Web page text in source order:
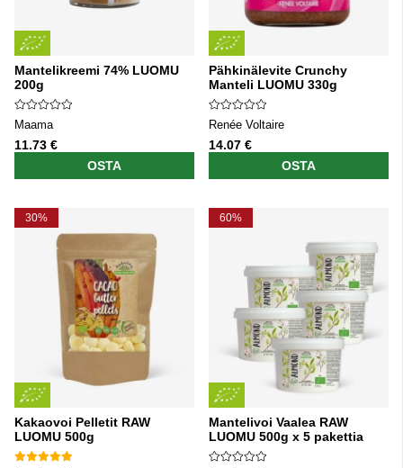
Mantelikreemi 74% LUOMU
200g
Maama
11.73 €
OSTA
Pähkinälevite Crunchy
Manteli LUOMU 330g
Renée Voltaire
14.07 €
OSTA
30%
Kakaovoi Pelletit RAW
LUOMU 500g
60%
Mantelivoi Vaalea RAW
LUOMU 500g x 5 pakettia